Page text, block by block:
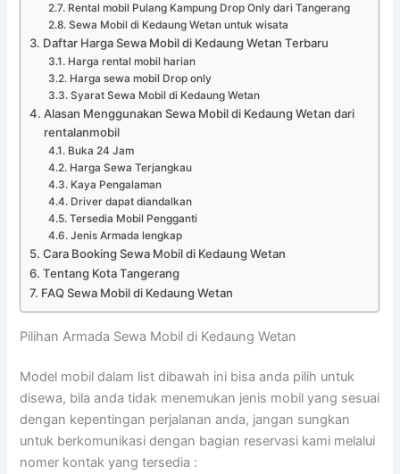
Rental mobil Pulang Kampung Drop Only dari Tangerang
Sewa Mobil di Kedaung Wetan untuk wisata
Daftar Harga Sewa Mobil di Kedaung Wetan Terbaru
Harga rental mobil harian
Harga sewa mobil Drop only
Syarat Sewa Mobil di Kedaung Wetan
Alasan Menggunakan Sewa Mobil di Kedaung Wetan dari
rentalanmobil
Buka 24 Jam
Harga Sewa Terjangkau
Kaya Pengalaman
Driver dapat diandalkan
Tersedia Mobil Pengganti
Jenis Armada lengkap
Cara Booking Sewa Mobil di Kedaung Wetan
Tentang Kota Tangerang
FAQ Sewa Mobil di Kedaung Wetan
Pilihan Armada Sewa Mobil di Kedaung Wetan
Model mobil dalam list dibawah ini bisa anda pilih untuk
disewa, bila anda tidak menemukan jenis mobil yang sesuai
dengan kepentingan perjalanan anda, jangan sungkan
untuk berkomunikasi dengan bagian reservasi kami melalui
nomer kontak yang tersedia :